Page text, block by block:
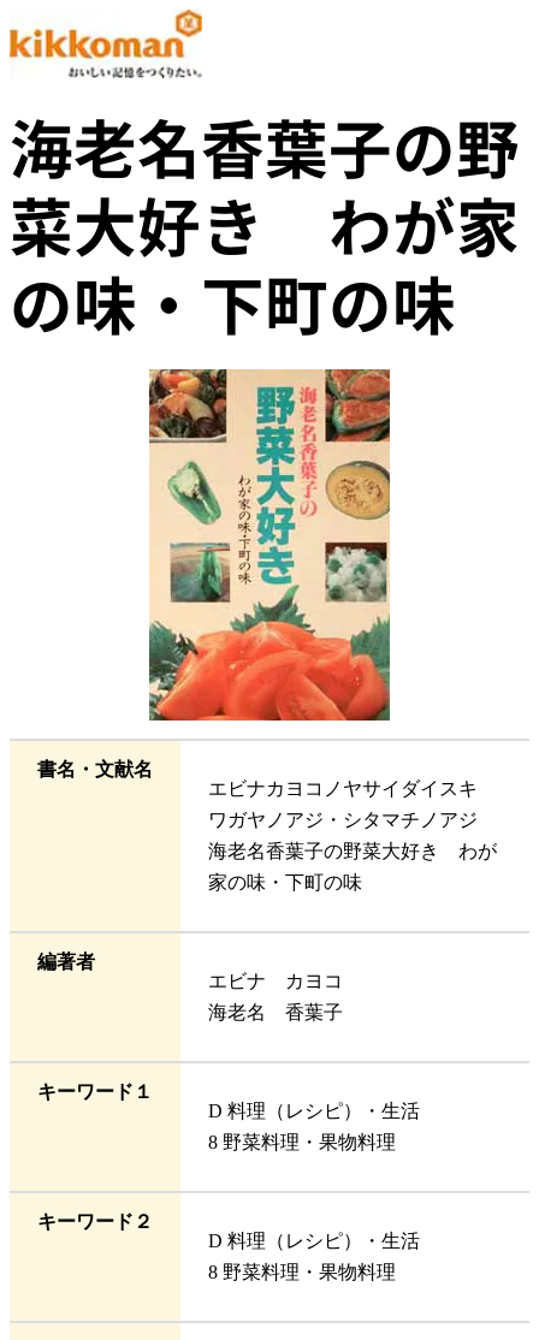
海老名香葉子の野
菜大好き わが家
の味・下町の味
書名・文献名
エビナカヨコノヤサイダイスキ
ワガヤノアジ・シタマチノアジ
海老名香葉子の野菜大好き わが
家の味・下町の味
編著者
エビナ カヨコ
海老名 香葉子
キーワード１
D 料理（レシピ）・生活
8 野菜料理・果物料理
キーワード２
D 料理（レシピ）・生活
8 野菜料理・果物料理